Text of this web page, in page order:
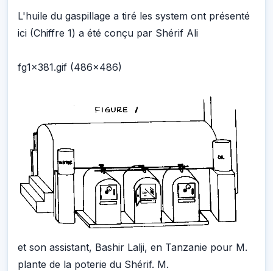
L'huile du gaspillage a tiré les system ont présenté
ici (Chiffre 1) a été conçu par Shérif Ali
fg1x381.gif (486x486)
et son assistant, Bashir Lalji, en Tanzanie pour M.
plante de la poterie du Shérif. M.